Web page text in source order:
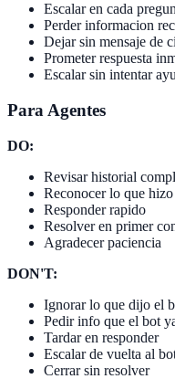
Escalar en cada
Perder informacion
Dejar sin mensaje de
Prometer respuesta
Escalar sin intentar
Para Agentes
DO:
Revisar historial
Reconocer lo que
Responder rapido
Resolver en primer
Agradecer paciencia
DON'T:
Ignorar lo que dijo el
Pedir info que el bot
Tardar en responder
Escalar de vuelta al
Cerrar sin resolver